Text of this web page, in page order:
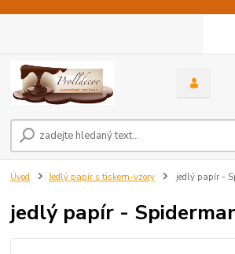
Úvod Jedlý papír s tiskem-vzory jedlý papír -
jedlý papír -